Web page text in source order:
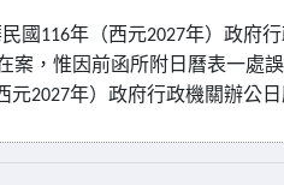
國 116年（西元2027年）政府
案，惟因前函所附日曆表一處
元2027年）政府行政機關辦公